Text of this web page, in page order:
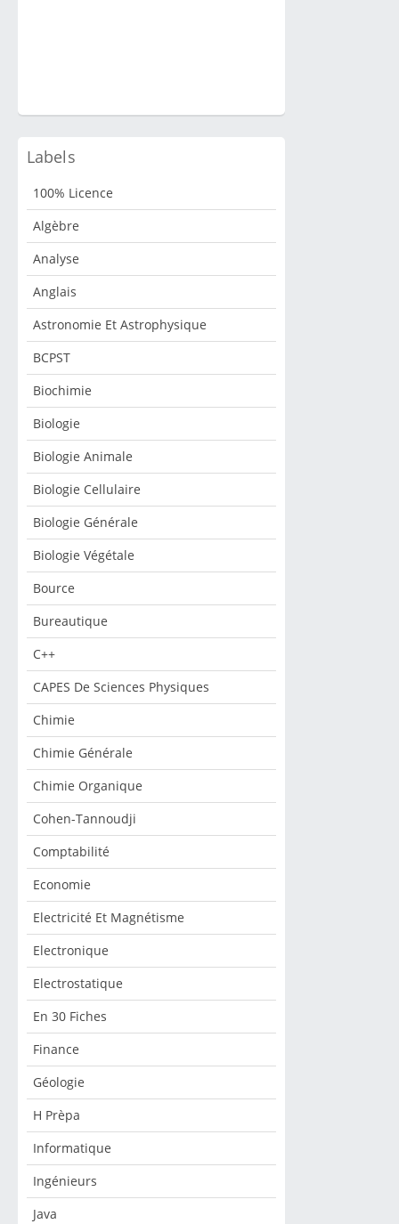
Labels
100% Licence
Algèbre
Analyse
Anglais
Astronomie Et Astrophysique
BCPST
Biochimie
Biologie
Biologie Animale
Biologie Cellulaire
Biologie Générale
Biologie Végétale
Bource
Bureautique
C++
CAPES De Sciences Physiques
Chimie
Chimie Générale
Chimie Organique
Cohen-Tannoudji
Comptabilité
Economie
Electricité Et Magnétisme
Electronique
Electrostatique
En 30 Fiches
Finance
Géologie
H Prèpa
Informatique
Ingénieurs
Java